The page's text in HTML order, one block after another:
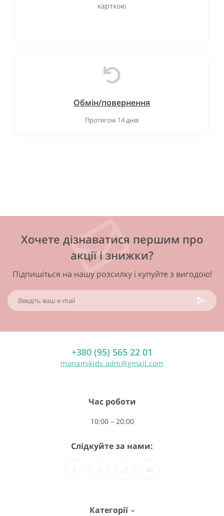
карткою
Обмін/повернення
Протягом 14 днів
Хочете дізнаватися першим про
акції і знижки?
Підпишіться на нашу розсилку і купуйте з вигодою!
+380 (95) 565 22 01
monamikids.adm@gmail.com
Категорії
Час роботи
10:00 – 20:00
Слідкуйте за нами: